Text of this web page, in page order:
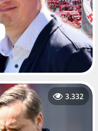
3.332